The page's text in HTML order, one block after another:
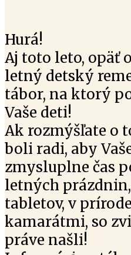
Hurá!
Aj toto leto, opäť
letný detský
tábor, na ktorý
Vaše deti!
Ak rozmýšľate o
boli radi, aby
zmysluplne čas
letných
tabletov, v
kamarátmi, so
práve našli!